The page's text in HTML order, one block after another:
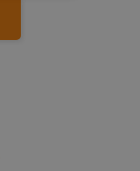
voor